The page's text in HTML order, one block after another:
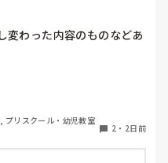
変わった内容のものなどあ
が体育の時間に体操服の上
プリスクール・幼児教室
2 ・ 2日前